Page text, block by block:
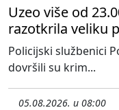
Uzeo više od
razotkrila veliku
Policijski službenici
dovršili su krim...
05.08.2026. u 08:00